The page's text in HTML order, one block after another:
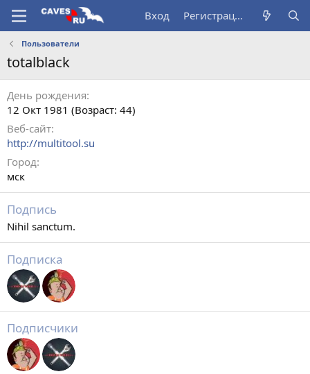
Вход Регистрация
Пользователи
totalblack
День рождения
12 Окт 1981 (Возраст: 44)
Веб-сайт
http://multitool.su
Город
мск
Подпись
Nihil sanctum.
Подписка
Подписчики